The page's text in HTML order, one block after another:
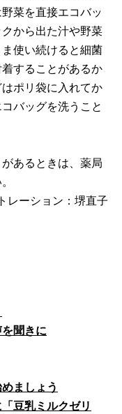
菜を直接エコバッ
から出た汁や野菜
使い続けると細菌
することがあるか
ポリ袋に入れてか
バッグを洗うこと
あるときは、薬局
レーション：堺直子
聞きに
ましょう
豆乳ミルクゼリ